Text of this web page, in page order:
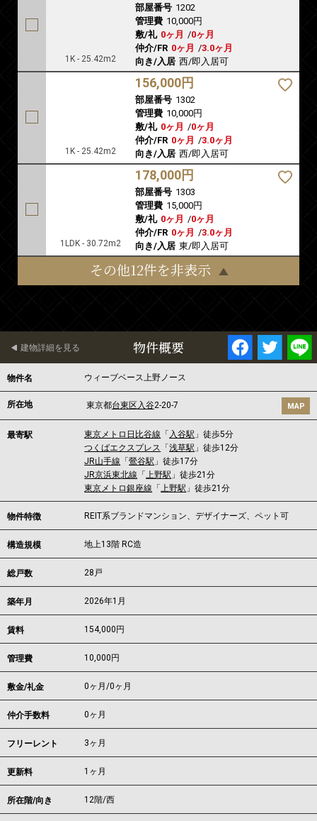
1K - 25.42m2
部屋番号 1202
管理費 10,000円
敷/礼 0ヶ月 /0ヶ月
仲介/FR 0ヶ月 /3.0ヶ月
向き/入居 西/即入居可
1K - 25.42m2
156,000円
部屋番号 1302
管理費 10,000円
敷/礼 0ヶ月 /0ヶ月
仲介/FR 0ヶ月 /3.0ヶ月
向き/入居 西/即入居可
1LDK - 30.72m2
178,000円
部屋番号 1303
管理費 15,000円
敷/礼 0ヶ月 /0ヶ月
仲介/FR 0ヶ月 /3.0ヶ月
向き/入居 東/即入居可
その他12件を非表示
物件概要
建物詳細を見る
物件名 ウィーブベース上野ノース
所在地 東京都台東区 入谷2-20-7 MAP
最寄駅 東京メトロ日比谷線 「 入谷駅 」徒歩5分
つくばエクスプレス 「浅草駅 」徒歩12分
JR山手線 「鶯谷駅 」徒歩17分
JR京浜東北線 「上野駅 」徒歩21分
東京メトロ銀座線 「上野駅 」徒歩21分
物件特徴 REIT系ブランドマンション、デザイナーズ、ペット可
構造規模 地上13階 RC造
総戸数 28戸
築年月 2026年1月
賃料 154,000 円
管理費 10,000円
敷金/礼金 0ヶ月/0ヶ月
仲介手数料 0ヶ月
フリーレント 3ヶ月
更新料 1ヶ月
所在階/向き 12階/西